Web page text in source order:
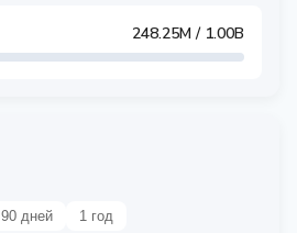
248.25M/ 1.00B
90 дней 1 год